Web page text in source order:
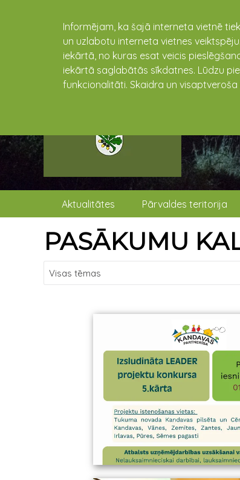
Informējam, ka šajā interneta vietnē
un uzlabotu interneta vietnes
iekārtā, no kuras esat veicis
iekārtā saglabātās sīkdatnes. Lūdzu
funkcionalitāti. Skaidra un
Aktualitātes Pārvaldes teritorija
PASĀKUMU